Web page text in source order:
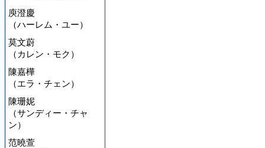
庾澄慶
（ハーレム・ユー）
莫文蔚
（カレン・モク）
陳嘉樺
（エラ・チェン）
陳珊妮
（サンディー・チャ
ン）
范曉萱